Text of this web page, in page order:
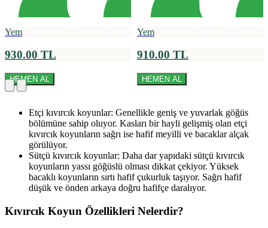
Yem
930.00 TL
HEMEN AL
Yem
910.00 TL
HEMEN AL
Etçi kıvırcık koyunlar: Genellikle geniş ve yuvarlak göğüs
bölümüne sahip oluyor. Kasları bir hayli gelişmiş olan etçi
kıvırcık koyunların sağrı ise hafif meyilli ve bacaklar alçak
görülüyor.
Sütçü kıvırcık koyunlar: Daha dar yapıdaki sütçü kıvırcık
koyunların yassı göğüslü olması dikkat çekiyor. Yüksek
bacaklı koyunların sırtı hafif çukurluk taşıyor. Sağrı hafif
düşük ve önden arkaya doğru hafifçe daralıyor.
Kıvırcık Koyun Özellikleri Nelerdir?